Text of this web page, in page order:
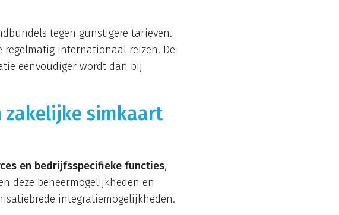
tegen gunstigere tarieven.
internationaal reizen. De
eenvoudiger wordt dan bij
zakelijke simkaart
en bedrijfsspecifieke functies,
deze beheermogelijkheden en
integratiemogelijkheden.